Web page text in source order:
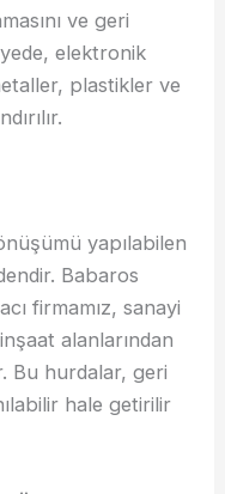
ve geri
elektronik
plastikler ve
yapılabilen
Babaros
firmamız, sanayi
alanlarından
Bu hurdalar, geri
hale getirilir